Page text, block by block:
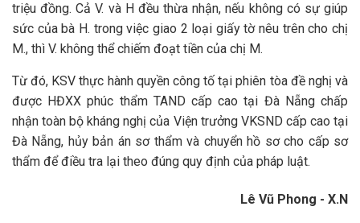
triệu đồng. Cả V. và H đều thừa nhận, nếu không có sự giúp
sức của bà H. trong việc giao 2 loại giấy tờ nêu trên cho chị
M., thì V. không thể chiếm đoạt tiền của chị M.
Từ đó, KSV thực hành quyền công tố tại phiên tòa đề nghị và
được HĐXX phúc thẩm TAND cấp cao tại Đà Nẵng chấp
nhận toàn bộ kháng nghị của Viện trưởng VKSND cấp cao tại
Đà Nẵng, hủy bản án sơ thẩm và chuyển hồ sơ cho cấp sơ
thẩm để điều tra lại theo đúng quy định của pháp luật.
Lê Vũ Phong - X.N